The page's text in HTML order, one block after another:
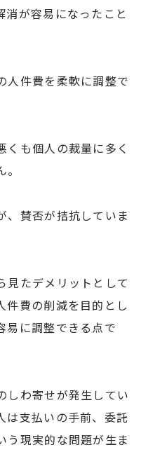
が容易になったこと
人件費を柔軟に調整で
くも個人の裁量に多く
、賛否が拮抗していま
見たデメリットとして
件費の削減を目的とし
易に調整できる点で
しわ寄せが発生してい
は支払いの手前、委託
う現実的な問題が生ま